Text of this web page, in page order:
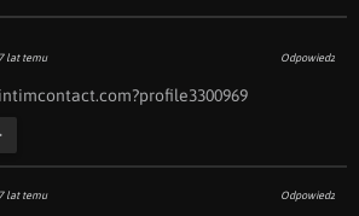
7 lat temu Odpowiedz
7 lat temu Odpowiedz